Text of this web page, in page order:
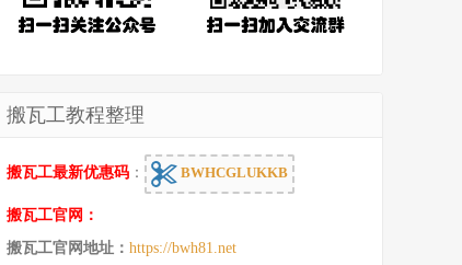
搬瓦工教程整理
搬瓦工最新优惠码 ： BWHCGLUKKB
搬瓦工官网：
搬瓦工官网地址： https://bwh81.net